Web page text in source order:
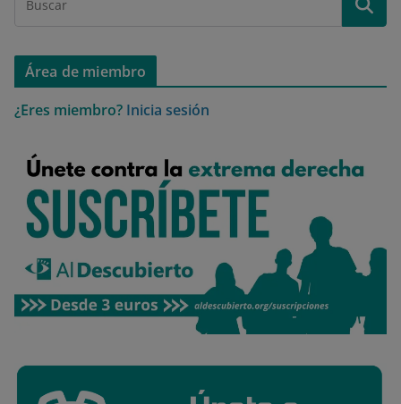
Área de miembro
¿Eres miembro? Inicia sesión